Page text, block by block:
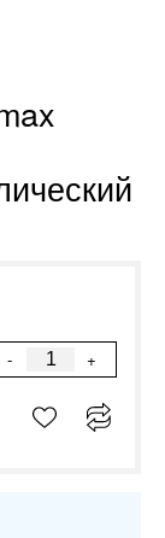
- +